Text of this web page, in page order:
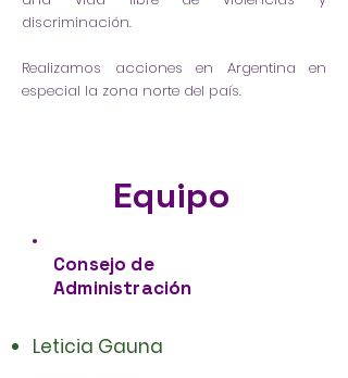
discriminación.
Realizamos acciones en Argentina en
especial la zona norte del país.
Equipo
Consejo de
Administración
Leticia Gauna